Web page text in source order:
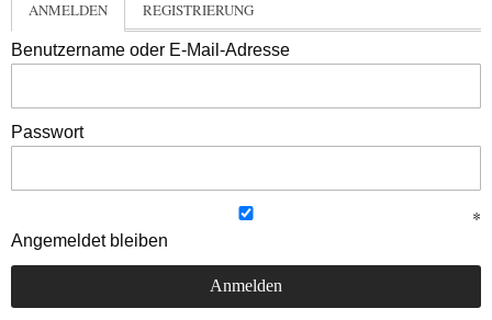
ANMELDEN REGISTRIERUNG
Benutzername oder E-Mail-Adresse
Passwort
Angemeldet bleiben